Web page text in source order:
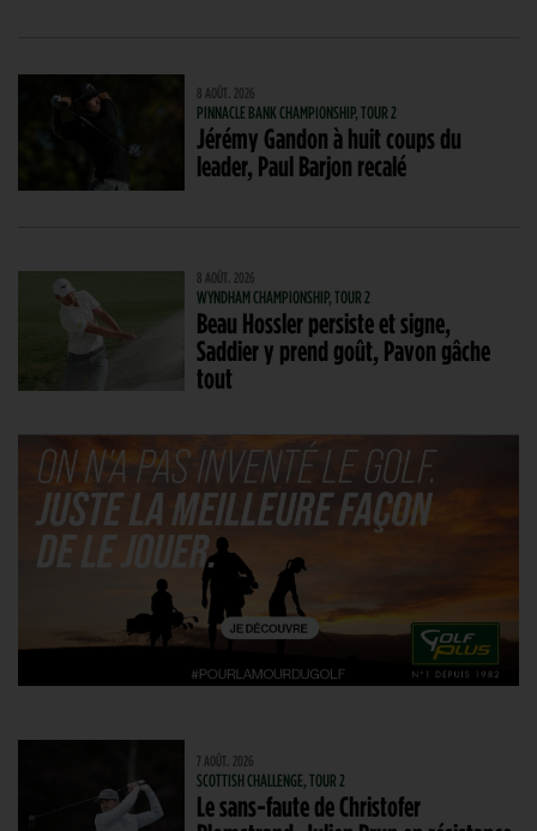
8 AOÛT. 2026
PINNACLE BANK CHAMPIONSHIP, TOUR 2
Jérémy Gandon à huit coups du
leader, Paul Barjon recalé
8 AOÛT. 2026
WYNDHAM CHAMPIONSHIP, TOUR 2
Beau Hossler persiste et signe,
Saddier y prend goût, Pavon gâche
tout
7 AOÛT. 2026
SCOTTISH CHALLENGE, TOUR 2
Le sans-faute de Christofer